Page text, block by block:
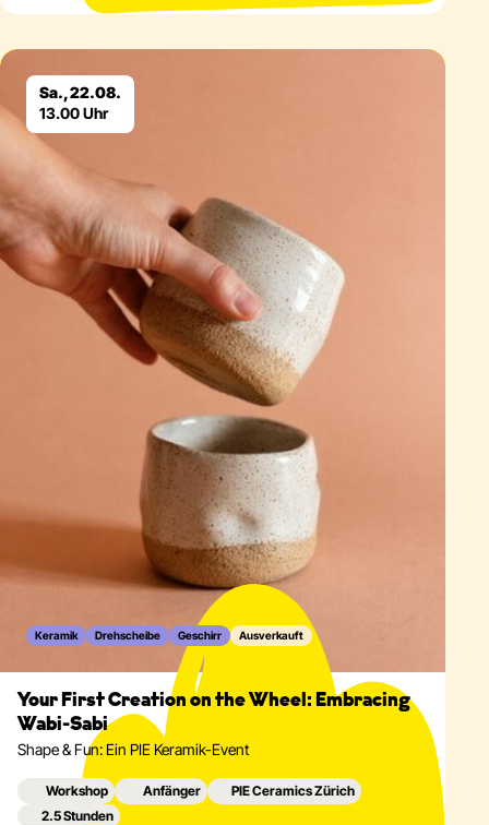
Sa., 22.08.
13.00 Uhr
Keramik Drehscheibe Geschirr Ausverkauft
Your First Creation on the Wheel: Embracing
Wabi-Sabi
Shape & Fun: Ein PIE Keramik-Event
Workshop Anfänger
PIE Ceramics Zürich
2.5 Stunden